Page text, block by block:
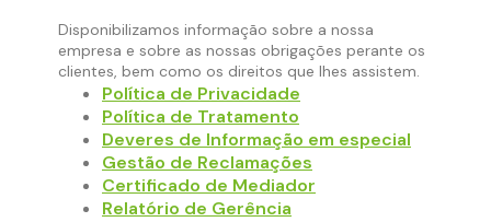
Disponibilizamos informação sobre a nossa
empresa e sobre as nossas obrigações perante os
clientes, bem como os direitos que lhes assistem.
Política de Privacidade
Política de Tratamento
Deveres de Informação em especial
Gestão de Reclamações
Certificado de Mediador
Relatório de Gerência